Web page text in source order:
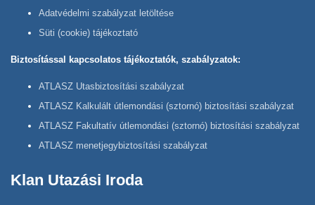
Adatvédelmi szabályzat letöltése
Süti (cookie) tájékoztató
Biztosítással kapcsolatos tájékoztatók, szabályzatok:
ATLASZ Utasbiztosítási szabályzat
ATLASZ Kalkulált útlemondási (sztornó) biztosítási szabályzat
ATLASZ Fakultatív útlemondási (sztornó) biztosítási szabályzat
ATLASZ menetjegybiztosítási szabályzat
Klan Utazási Iroda